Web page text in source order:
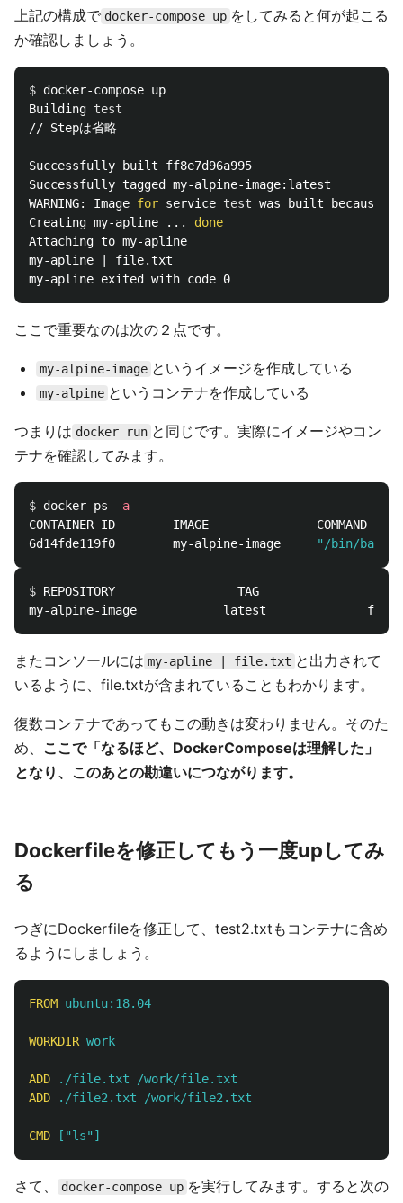
上記の構成で docker-compose up をしてみると何が起こる
か確認しましょう。
$ docker-compose up
Building test
// Stepは省略
Successfully built ff8e7d96a995
Successfully tagged my-alpine-image:latest
WARNING: Image for service test was built because
Creating my-apline ...
Attaching to my-apline
my-apline | file.txt
ここで重要なのは次の２点です。
my-alpine-image というイメージを作成している
my-alpine というコンテナを作成している
つまりは docker run と同じです。実際にイメージやコン
テナを確認してみます。
$ docker ps
-a
CONTAINER ID        IMAGE
6d14fde119f0        my-alpine-image
"/bin/bash"
$ REPOSITORY                 TAG
またコンソールには my-apline | file.txt と出力されて
いるように、file.txtが含まれていることもわかります。
復数コンテナであってもこの動きは変わりません。そのた
め、 ここで「なるほど、DockerComposeは理解した」
となり、このあとの勘違いにつながります。
Dockerfileを修正してもう一度upしてみ
る
つぎにDockerfileを修正して、test2.txtもコンテナに含め
るようにしましょう。
FROM ubuntu:18.04
WORKDIR work
ADD ./file.txt /work/file.txt
ADD ./file2.txt /work/file2.txt
CMD ["ls"]
さて、 docker-compose up を実行してみます。すると次の